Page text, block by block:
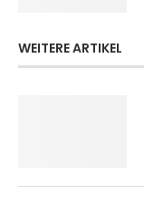
WEITERE ARTIKEL